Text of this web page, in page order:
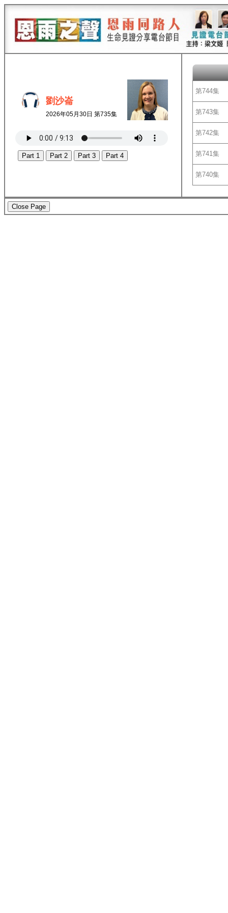
劉沙崙
2026年05月30日 第735集
Part 1 Part 2 Part 3 Part 4
第744集
第743集
第742集
第741集
第740集
Close Page